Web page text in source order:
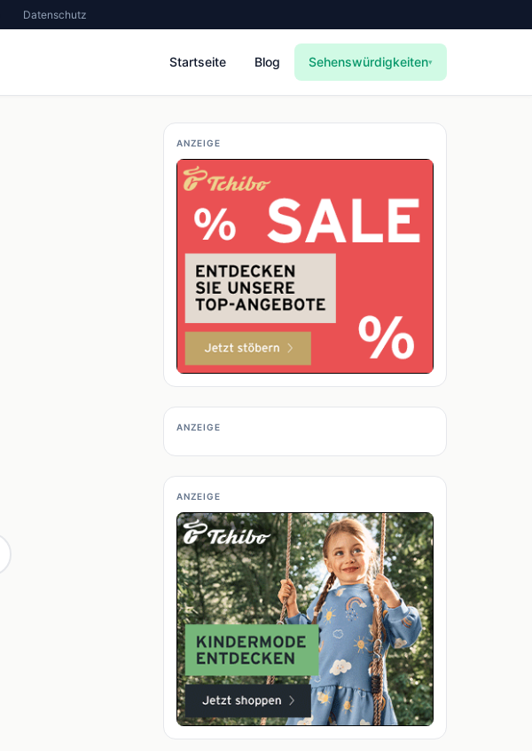
Datenschutz
Startseite Blog Sehenswürdigkeiten▾
ANZEIGE
ANZEIGE
ANZEIGE